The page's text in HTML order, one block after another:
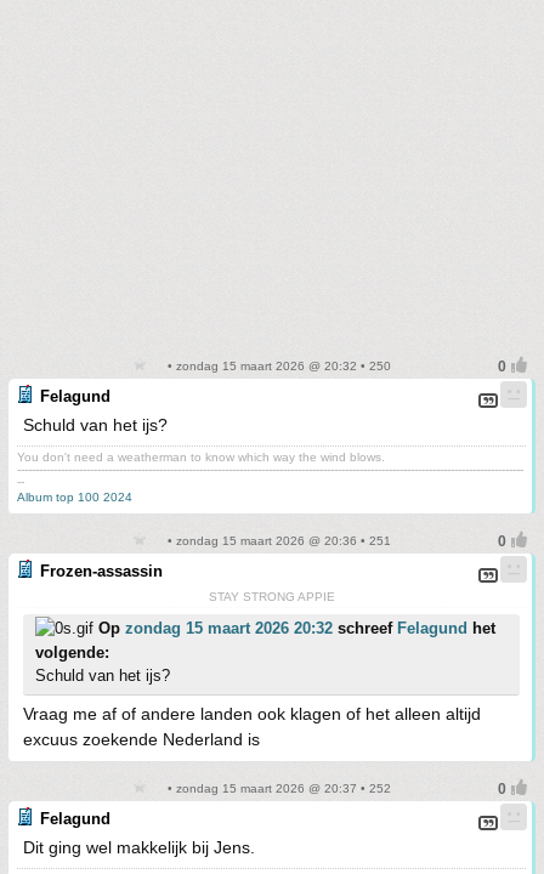
• zondag 15 maart 2026 @ 20:32 • 250
Felagund
Schuld van het ijs?
You don't need a weatherman to know which way the wind blows.
-------------------------------------------------------------------------------------------------------------------------------------------
--
Album top 100 2024
• zondag 15 maart 2026 @ 20:36 • 251
Frozen-assassin
STAY STRONG APPIE
Op zondag 15 maart 2026 20:32 schreef Felagund het
volgende:
Schuld van het ijs?
Vraag me af of andere landen ook klagen of het alleen altijd
excuus zoekende Nederland is
• zondag 15 maart 2026 @ 20:37 • 252
Felagund
Dit ging wel makkelijk bij Jens.